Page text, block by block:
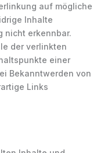
auf mögliche
Inhalte
nicht erkennbar.
der verlinkten
einer
Bekanntwerden von
Links